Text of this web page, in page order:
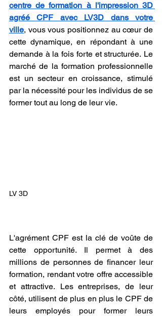
centre de formation à l'impression 3D
agréé CPF avec LV3D dans votre
ville, vous vous positionnez au cœur de
cette dynamique, en répondant à une
demande à la fois forte et structurée. Le
marché de la formation professionnelle
est un secteur en croissance, stimulé
par la nécessité pour les individus de se
former tout au long de leur vie.
LV 3D
L'agrément CPF est la clé de voûte de
cette opportunité. Il permet à des
millions de personnes de financer leur
formation, rendant votre offre accessible
et attractive. Les entreprises, de leur
côté, utilisent de plus en plus le CPF de
leurs employés pour former leurs